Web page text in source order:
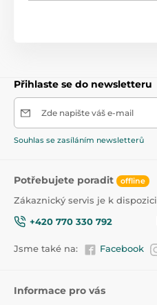
Přihlaste se do newsletteru
Zde napište váš e-mail
Souhlas se zasíláním newsletterů
Potřebujete poradit offline
Zákaznický servis je k dispozici
+420 770 330 792
Jsme také na: Facebook
Informace pro vás